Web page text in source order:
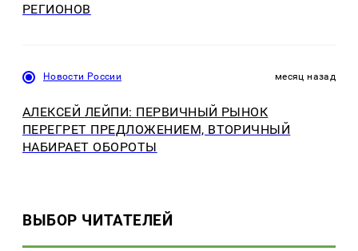
РЕГИОНОВ
Новости России месяц назад
АЛЕКСЕЙ ЛЕЙПИ: ПЕРВИЧНЫЙ РЫНОК
ПЕРЕГРЕТ ПРЕДЛОЖЕНИЕМ, ВТОРИЧНЫЙ
НАБИРАЕТ ОБОРОТЫ
ВЫБОР ЧИТАТЕЛЕЙ